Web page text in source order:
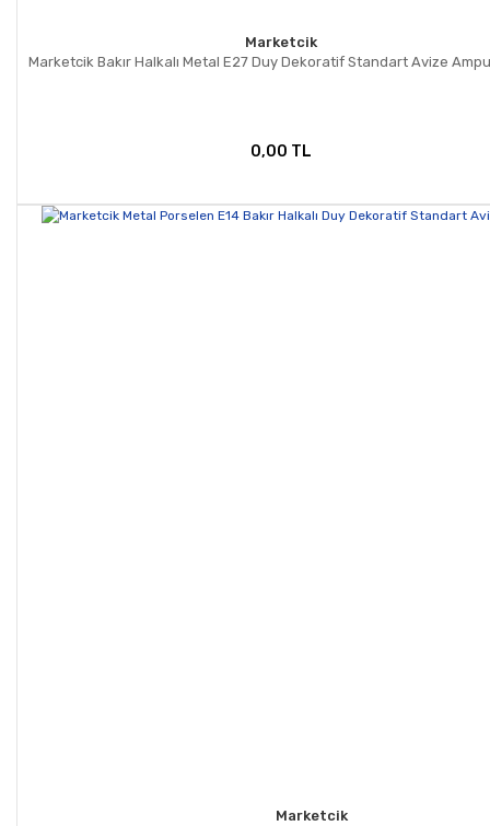
Marketcik
Marketcik Bakır Halkalı Metal E27 Duy Dekoratif Standart Avize
0,00 TL
Marketcik